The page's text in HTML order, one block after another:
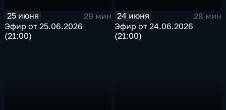
25 июня
29 мин
Эфир от 25.06.2026
(21:00)
24 июня
28 мин
Эфир от 24.06.2026
(21:00)